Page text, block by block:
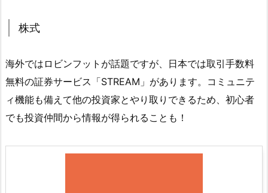
株式
海外ではロビンフットが話題ですが、日本では取引手数料
無料の証券サービス「STREAM」があります。コミュニテ
ィ機能も備えて他の投資家とやり取りできるため、初心者
でも投資仲間から情報が得られることも！